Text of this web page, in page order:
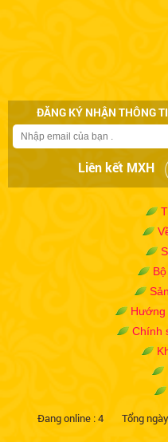
ĐĂNG KÝ NHẬN THÔNG
Liên kết MXH
Hướng
Chính
Đang online :4 Tổng